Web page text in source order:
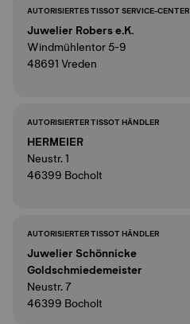
AUTORISIERTES TISSOT SERVICE-CENTER
Juwelier Robers e.K.
Windmühlentor 5-9
48691 Vreden
AUTORISIERTER TISSOT HÄNDLER
HERMEIER
Neustr. 1
46399 Bocholt
AUTORISIERTER TISSOT HÄNDLER
Juwelier Schönnicke
Goldschmiedemeister
Neustr. 7
46399 Bocholt